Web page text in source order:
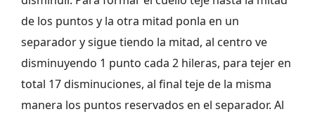
de los puntos y la otra mitad ponla en un
separador y sigue tiendo la mitad, al centro ve
disminuyendo 1 punto cada 2 hileras, para tejer en
total 17 disminuciones, al final teje de la misma
manera los puntos reservados en el separador. Al